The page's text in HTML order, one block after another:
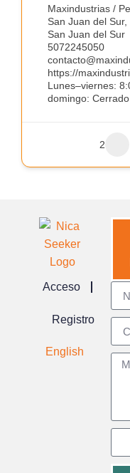
Maxindustrias /
San Juan del
San Juan del Sur
5072245050
https://
Lunes–viernes:
domingo: Cerrado
2
Acceso
Registro
English